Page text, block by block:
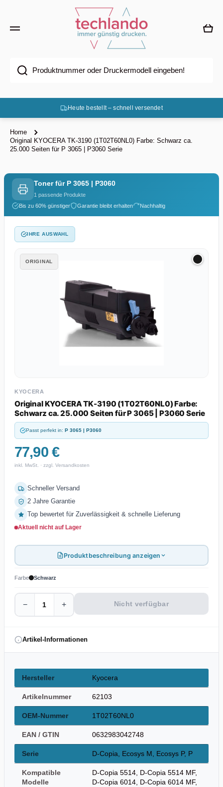
Direkt zum Inhalt
Produktnummer oder Druckermodell eingeben!
Heute bestellt – schnell versendet
Home
Original KYOCERA TK-3190 (1T02T60NL0) Farbe: Schwarz ca.
25.000 Seiten für P 3065 | P3060 Serie
Toner für P 3065 | P3060
1 passende Produkte
Bis zu 60% günstiger
Garantie bleibt erhalten Nachhaltig
IHRE AUSWAHL
ORIGINAL
KYOCERA
Original KYOCERA TK-3190 (1T02T60NL0) Farbe:
Schwarz ca. 25.000 Seiten für P 3065 | P3060 Serie
Passt perfekt in: P 3065 | P3060
77,90 €
inkl. MwSt. · zzgl. Versandkosten
Schneller Versand
2 Jahre Garantie
Top bewertet für Zuverlässigkeit & schnelle Lieferung
Aktuell nicht auf Lager
Produktbeschreibung anzeigen
Farbe Schwarz
− + Nicht verfügbar
Artikel-Informationen
Hersteller Kyocera
Artikelnummer 62103
OEM-Nummer 1T02T60NL0
EAN / GTIN 0632983042748
Serie D-Copia, Ecosys M, Ecosys P, P
Kompatible
Modelle
D-Copia 5514, D-Copia 5514 MF,
D-Copia 6014, D-Copia 6014 MF,